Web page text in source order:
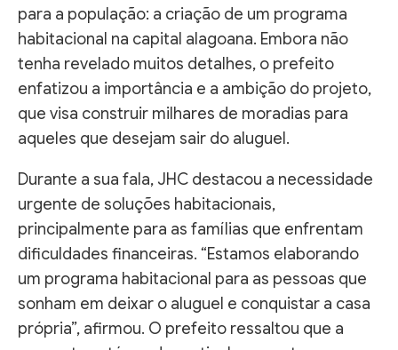
para a população: a criação de um programa
habitacional na capital alagoana. Embora não
tenha revelado muitos detalhes, o prefeito
enfatizou a importância e a ambição do projeto,
que visa construir milhares de moradias para
aqueles que desejam sair do aluguel.
Durante a sua fala, JHC destacou a necessidade
urgente de soluções habitacionais,
principalmente para as famílias que enfrentam
dificuldades financeiras. “Estamos elaborando
um programa habitacional para as pessoas que
sonham em deixar o aluguel e conquistar a casa
própria”, afirmou. O prefeito ressaltou que a